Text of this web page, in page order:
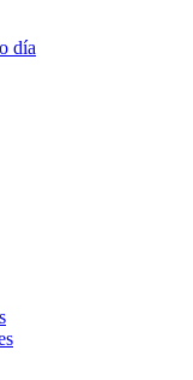
día